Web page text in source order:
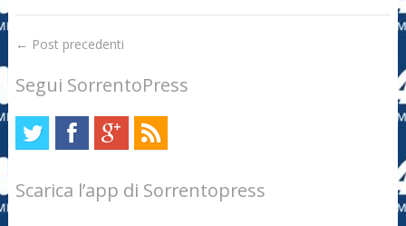
← Post precedenti
Segui SorrentoPress
Scarica l’app di Sorrentopress